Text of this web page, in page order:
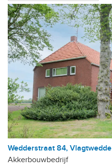
Wedderstraat 84, Vlagtwedde
Akkerbouwbedrijf